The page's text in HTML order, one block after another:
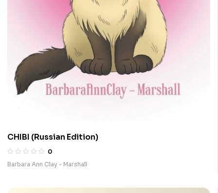
CHIBI (Russian Edition)
0
Barbara Ann Clay - Marshall